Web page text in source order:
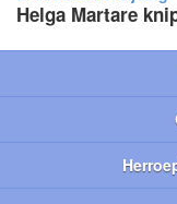
Helga Martare